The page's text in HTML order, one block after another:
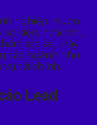
nghiệp muốn
sự kiện, hoặc thu
sóc sau này.
các ngành như
vụ tài chính.
Lead